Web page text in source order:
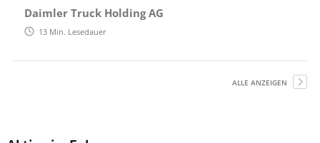
Daimler Truck Holding AG
13 Min. Lesedauer
ALLE ANZEIGEN